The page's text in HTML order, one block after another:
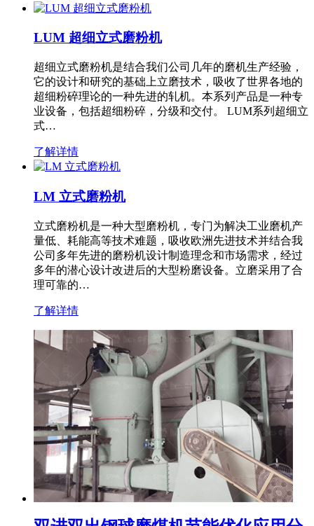
LUM 超细立式磨粉机
超细立式磨粉机是结合我们公司几年的磨机生产经验，
它的设计和研究的基础上立磨技术，吸收了世界各地的
超细粉碎理论的一种先进的轧机。本系列产品是一种专
业设备，包括超细粉碎，分级和交付。 LUM系列超细立
式…
了解详情
LM 立式磨粉机
立式磨粉机是一种大型磨粉机，专门为解决工业磨机产
量低、耗能高等技术难题，吸收欧洲先进技术并结合我
公司多年先进的磨粉机设计制造理念和市场需求，经过
多年的潜心设计改进后的大型粉磨设备。立磨采用了合
理可靠的…
了解详情